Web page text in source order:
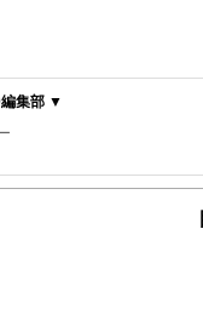
編集部 ▼
、経済に関する記事を、日
工程に関わることで、読者目
イナンシャルプランナー、